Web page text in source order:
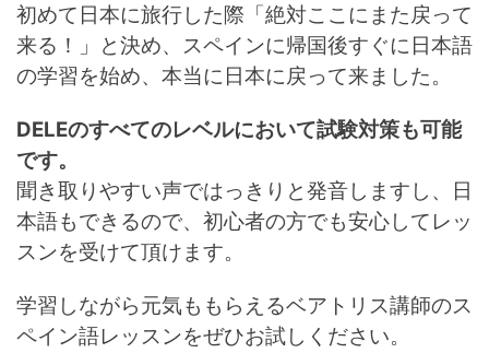
初めて日本に旅行した際「絶対ここにまた戻って
来る！」と決め、スペインに帰国後すぐに日本語
の学習を始め、本当に日本に戻って来ました。
DELEのすべてのレベルにおいて試験対策も可能
です。
聞き取りやすい声ではっきりと発音しますし、日
本語もできるので、初心者の方でも安心してレッ
スンを受けて頂けます。
学習しながら元気ももらえるベアトリス講師のス
ペイン語レッスンをぜひお試しください。